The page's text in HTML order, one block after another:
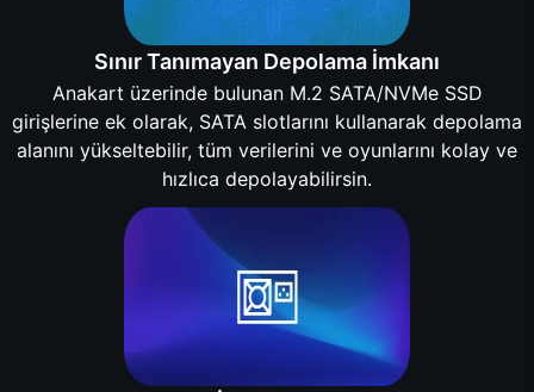
Sınır Tanımayan Depolama İmkanı
Anakart üzerinde bulunan M.2 SATA/NVMe SSD
girişlerine ek olarak, SATA slotlarını kullanarak depolama
alanını yükseltebilir, tüm verilerini ve oyunlarını kolay ve
hızlıca depolayabilirsin.